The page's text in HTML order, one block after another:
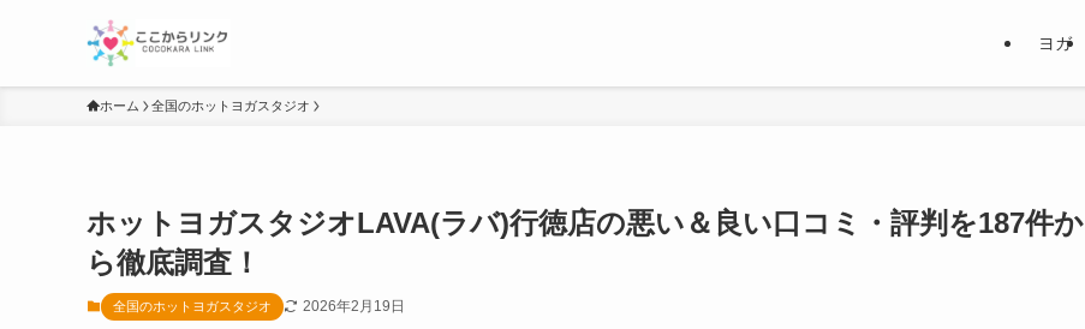
ヨガ
ホーム 全国のホットヨガスタジオ
ホットヨガスタジオLAVA(ラバ)行徳店の悪い＆良い口コミ・評判を187件か
ら徹底調査！
全国のホットヨガスタジオ 2026年2月19日